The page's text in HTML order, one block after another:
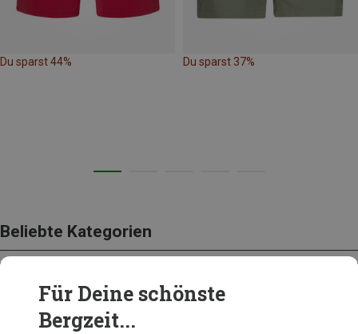
Du sparst 44% Du sparst 37%
Beliebte Kategorien
BEKLEIDUNG
Für Deine schönste
Bergzeit...